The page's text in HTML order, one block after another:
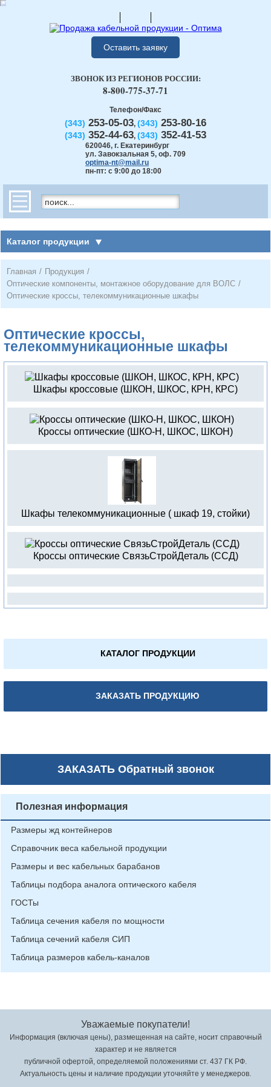
Оставить заявку
Телефон/Факс
(343) 253-05-03, (343) 253-80-16
(343) 352-44-63, (343) 352-41-53
620046, г. Екатеринбург
ул. Завокзальная 5, оф. 709
optima-nt@mail.ru
пн-пт: с 9:00 до 18:00
ЗВОНОК ИЗ РЕГИОНОВ РОССИИ:
8-800-775-37-71
Каталог продукции
Главная / Продукция /
Оптические компоненты, монтажное оборудование для ВОЛС /
Оптические кроссы, телекоммуникационные шкафы
Оптические кроссы,
телекоммуникационные шкафы
Шкафы кроссовые (ШКОН, ШКОС, КРН, КРС)
Кроссы оптические (ШКО-Н, ШКОС, ШКОН)
Шкафы телекоммуникационные ( шкаф 19, стойки)
Кроссы оптические СвязьСтройДеталь (ССД)
КАТАЛОГ ПРОДУКЦИИ
ЗАКАЗАТЬ ПРОДУКЦИЮ
ЗАКАЗАТЬОбратный звонок
Полезная информация
Размеры жд контейнеров
Справочник веса кабельной продукции
Размеры и вес кабельных барабанов
Таблицы подбора аналога оптического кабеля
ГОСТы
Таблица сечения кабеля по мощности
Таблица сечений кабеля СИП
Таблица размеров кабель-каналов
Уважаемые покупатели!
Информация (включая цены), размещенная на сайте, носит справочный
характер и не является
публичной офертой, определяемой положениями ст. 437 ГК РФ.
Актуальность цены и наличие продукции уточняйте у менеджеров.